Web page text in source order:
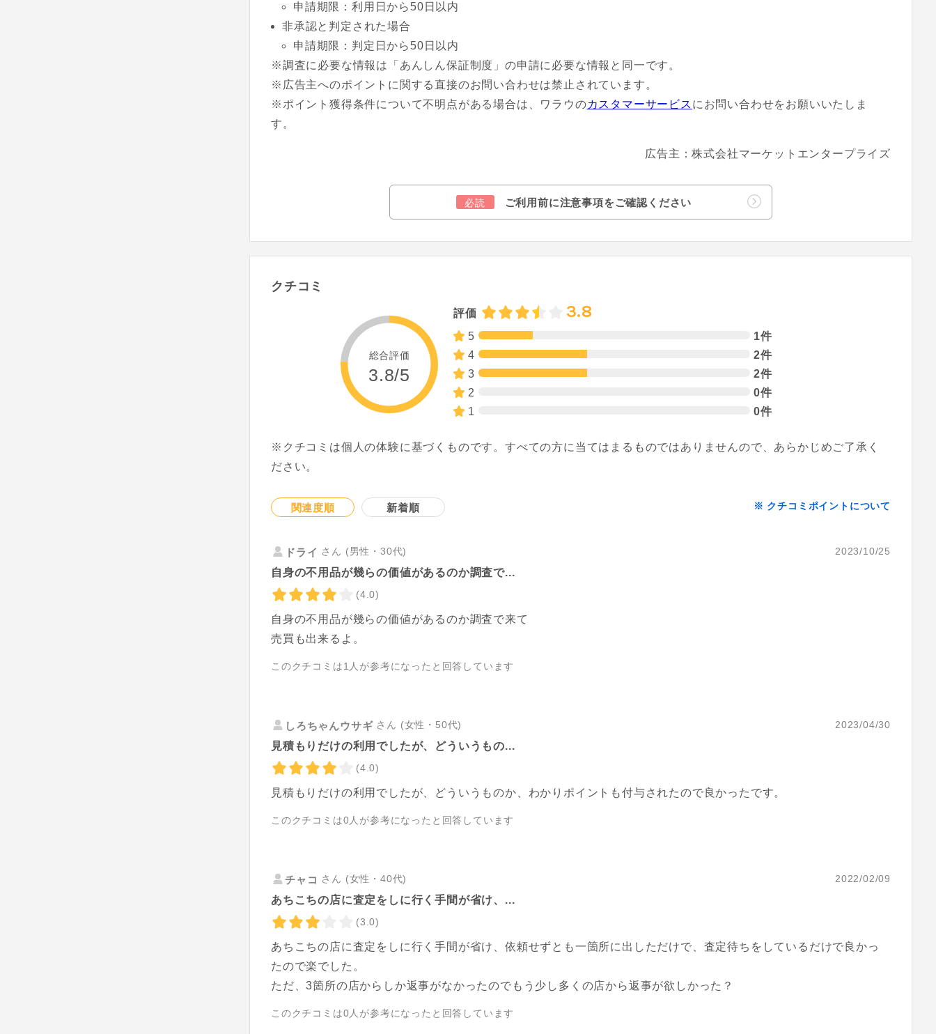
申請期限：利用日から50日以内
非承認と判定された場合
申請期限：判定日から50日以内
※調査に必要な情報は「あんしん保証制度」の申請に必要な情報と同一です。
※広告主へのポイントに関する直接のお問い合わせは禁止されています。
※ポイント獲得条件について不明点がある場合は、ワラウのカスタマーサービス にお問い合わせをお願いいたしま
す。
広告主：株式会社マーケットエンタープライズ
必読 ご利用前に注意事項をご確認ください
クチコミ
総合評価
3.8/5
評価 3.8
5
1件
4
2件
3
2件
2
0件
1
0件
※クチコミは個人の体験に基づくものです。すべての方に当てはまるものではありませんので、あらかじめご了承く
ださい。
※ クチコミポイントについて
関連度順 新着順
ドライ さん (男性・30代) 2023/10/25
自身の不用品が幾らの価値があるのか調査で...
(4.0)
自身の不用品が幾らの価値があるのか調査で来て
売買も出来るよ。
このクチコミは1 人が参考になったと回答しています
しろちゃんウサギ さん (女性・50代) 2023/04/30
見積もりだけの利用でしたが、どういうもの...
(4.0)
見積もりだけの利用でしたが、どういうものか、わかりポイントも付与されたので良かったです。
このクチコミは0人が参考になったと回答しています
チャコ さん (女性・40代) 2022/02/09
あちこちの店に査定をしに行く手間が省け、...
(3.0)
あちこちの店に査定をしに行く手間が省け、依頼せずとも一箇所に出しただけで、査定待ちをしているだけで良かっ
たので楽でした。
ただ、3箇所の店からしか返事がなかったのでもう少し多くの店から返事が欲しかった？
このクチコミは0人が参考になったと回答しています